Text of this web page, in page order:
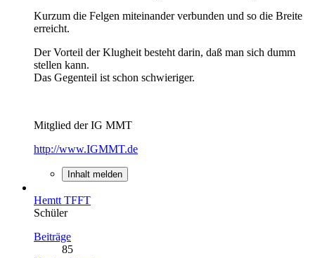
Kurzum die Felgen miteinander verbunden und so die Breite
erreicht.
Der Vorteil der Klugheit besteht darin, daß man sich dumm
stellen kann.
Das Gegenteil ist schon schwieriger.
Mitglied der IG MMT
http://www.IGMMT.de
Inhalt melden
Hemtt TFFT
Schüler
Beiträge
85